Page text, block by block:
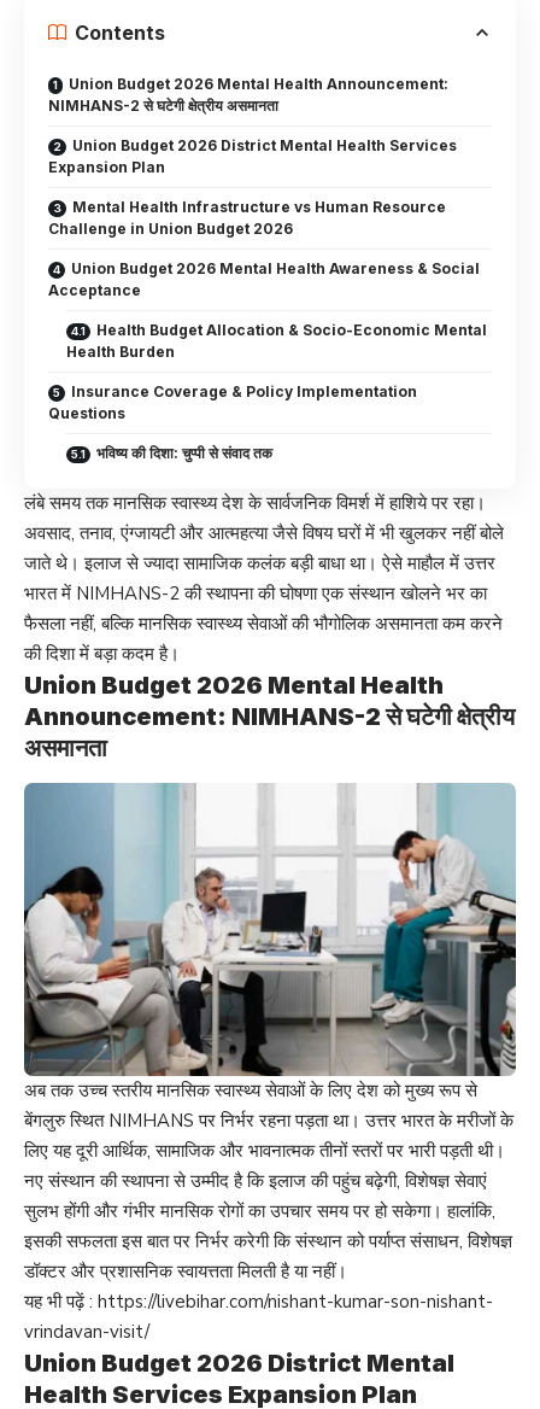
Contents
Union Budget 2026 Mental Health Announcement:
NIMHANS-2 से घटेगी क्षेत्रीय असमानता
Union Budget 2026 District Mental Health Services
Expansion Plan
Mental Health Infrastructure vs Human Resource
Challenge in Union Budget 2026
Union Budget 2026 Mental Health Awareness & Social
Acceptance
Health Budget Allocation & Socio-Economic Mental
Health Burden
Insurance Coverage & Policy Implementation
Questions
भविष्य की दिशा: चुप्पी से संवाद तक
लंबे समय तक मानसिक स्वास्थ्य देश के सार्वजनिक विमर्श में हाशिये पर रहा।
अवसाद, तनाव, एंग्जायटी और आत्महत्या जैसे विषय घरों में भी खुलकर नहीं बोले
जाते थे। इलाज से ज्यादा सामाजिक कलंक बड़ी बाधा था। ऐसे माहौल में उत्तर
भारत में NIMHANS-2 की स्थापना की घोषणा एक संस्थान खोलने भर का
फैसला नहीं, बल्कि मानसिक स्वास्थ्य सेवाओं की भौगोलिक असमानता कम करने
की दिशा में बड़ा कदम है।
Union Budget 2026 Mental Health
Announcement: NIMHANS-2 से घटेगी क्षेत्रीय
असमानता
अब तक उच्च स्तरीय मानसिक स्वास्थ्य सेवाओं के लिए देश को मुख्य रूप से
बेंगलुरु स्थित NIMHANS पर निर्भर रहना पड़ता था। उत्तर भारत के मरीजों के
लिए यह दूरी आर्थिक, सामाजिक और भावनात्मक तीनों स्तरों पर भारी पड़ती थी।
नए संस्थान की स्थापना से उम्मीद है कि इलाज की पहुंच बढ़ेगी, विशेषज्ञ सेवाएं
सुलभ होंगी और गंभीर मानसिक रोगों का उपचार समय पर हो सकेगा। हालांकि,
इसकी सफलता इस बात पर निर्भर करेगी कि संस्थान को पर्याप्त संसाधन, विशेषज्ञ
डॉक्टर और प्रशासनिक स्वायत्तता मिलती है या नहीं।
यह भी पढ़ें : https://livebihar.com/nishant-kumar-son-nishant-
vrindavan-visit/
Union Budget 2026 District Mental
Health Services Expansion Plan